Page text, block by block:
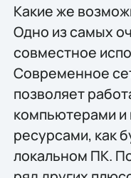
Какие же
Одно из самых
совместное
Современное
позволяет
компьютерами
ресурсами, как
локальном ПК.